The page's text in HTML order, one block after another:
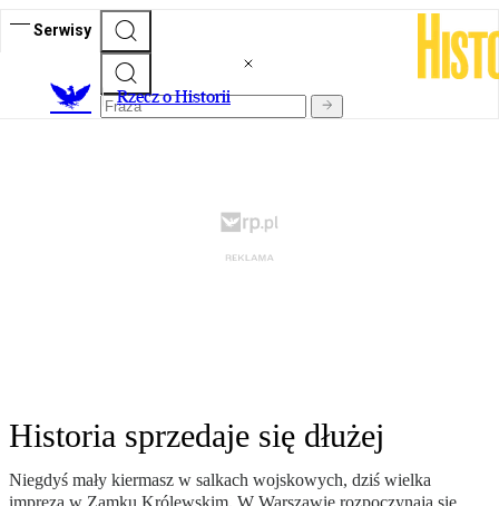
Serwisy
Rzecz o Historii
Historia sprzedaje się dłużej
Niegdyś mały kiermasz w salkach wojskowych, dziś wielka
impreza w Zamku Królewskim. W Warszawie rozpoczynają się